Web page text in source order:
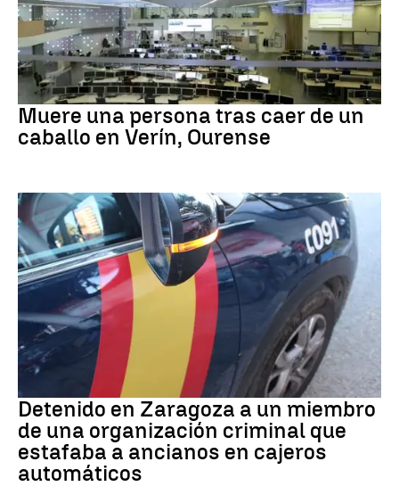
MUERTE
Muere una persona tras caer de un
caballo en Verín, Ourense
Detenido en Zaragoza a un miembro
de una organización criminal que
estafaba a ancianos en cajeros
automáticos